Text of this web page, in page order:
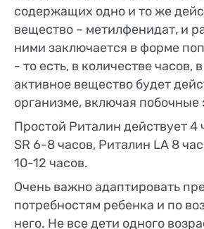
содержащих одно и то же
вещество – метилфенидат, и
ними заключается в форме
- то есть, в количестве часов,
активное вещество будет
организме, включая
Простой Риталин действует 4
SR 6-8 часов, Риталин LA 8
10-12 часов.
Очень важно адаптировать
потребностям ребенка и по
него. Не все дети одного